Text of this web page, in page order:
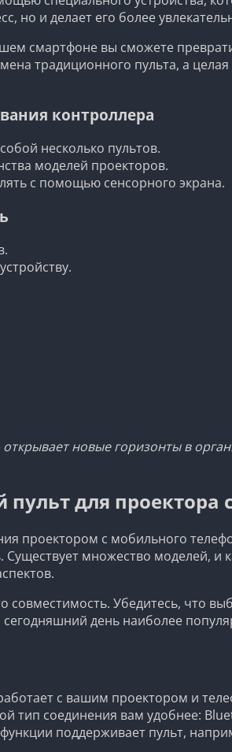
но и делает его более
смартфоне вы сможете
традиционного пульта, а
контроллера
несколько пультов.
моделей проекторов.
с помощью сенсорного экрана.
новые горизонты в
для проектора
проектором с мобильного
множество моделей,
совместимость. Убедитесь, что
день наиболее
с вашим проектором и
тип соединения вам удобнее:
поддерживает пульт,